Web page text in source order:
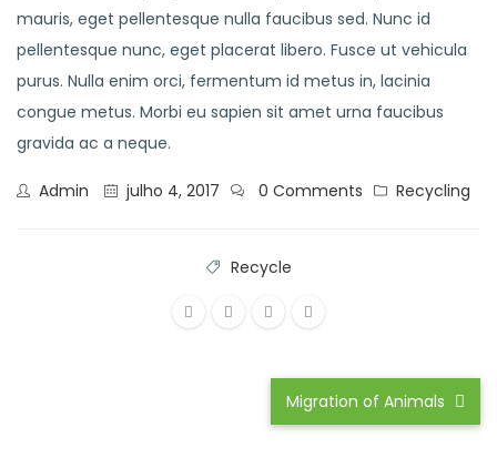
mauris, eget pellentesque nulla faucibus sed. Nunc id
pellentesque nunc, eget placerat libero. Fusce ut vehicula
purus. Nulla enim orci, fermentum id metus in, lacinia
congue metus. Morbi eu sapien sit amet urna faucibus
gravida ac a neque.
Admin julho 4, 2017 Recycling
0 Comments
Recycle
Migration of Animals